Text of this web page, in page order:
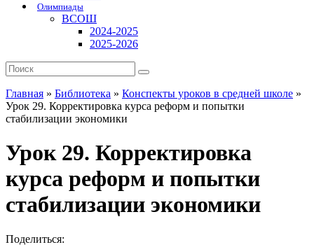
Олимпиады
ВСОШ
2024-2025
2025-2026
Главная » Библиотека » Конспекты уроков в средней школе »
Урок 29. Корректировка курса реформ и попытки
стабилизации экономики
Урок 29. Корректировка
курса реформ и попытки
стабилизации экономики
Поделиться: